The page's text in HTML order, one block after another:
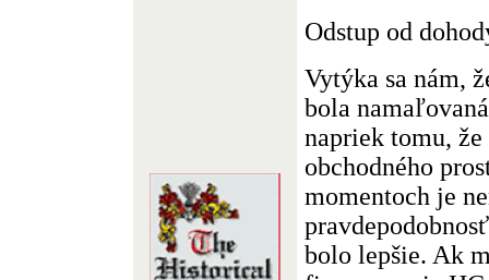
Odstup od
Vytýka sa nám,
bola
napriek tomu,
obchodného
momentoch je
bolo lepšie. Ak